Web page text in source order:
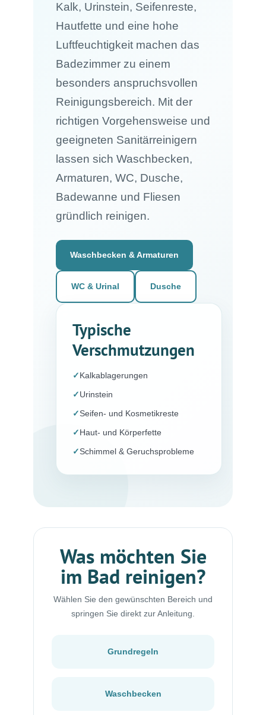
Kalk, Urinstein, Seifenreste,
Hautfette und eine hohe
Luftfeuchtigkeit machen das
Badezimmer zu einem
besonders anspruchsvollen
Reinigungsbereich. Mit der
richtigen Vorgehensweise und
geeigneten Sanitärreinigern
lassen sich Waschbecken,
Armaturen, WC, Dusche,
Badewanne und Fliesen
gründlich reinigen.
Waschbecken & Armaturen
WC & Urinal Dusche
Typische
Verschmutzungen
✓Kalkablagerungen
✓Urinstein
✓Seifen- und Kosmetikreste
✓Haut- und Körperfette
✓Schimmel & Geruchsprobleme
Was möchten Sie
im Bad reinigen?
Wählen Sie den gewünschten Bereich und
springen Sie direkt zur Anleitung.
Grundregeln
Waschbecken